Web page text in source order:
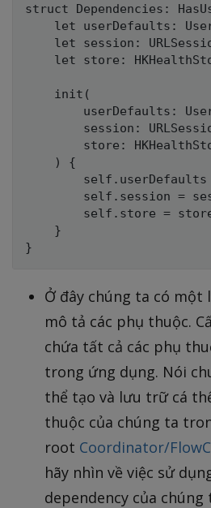
struct Dependencies:
let userDefaults:
let session:
let store:
    init(
userDefaults:
session:
store:
    ) {
self.session =
self.store =
    }
Ở đây chúng ta có một
mô tả các phụ thuộc.
chứa tất cả các phụ
trong ứng dụng. Nói
thể tạo và lưu trữ cá
thuộc của chúng ta
root Coordinator/
hãy nhìn về việc sử
dependency của chúng